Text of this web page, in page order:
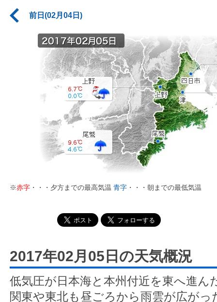
前日(02月04日)
※赤字 ・・・夕方までの最高気温 青字 ・・・朝までの最低気温
2017年02月05日の天気概況
低気圧が日本海と本州付近を東へ進ん
関東や東北も昼ごろから雨雲が広がっ